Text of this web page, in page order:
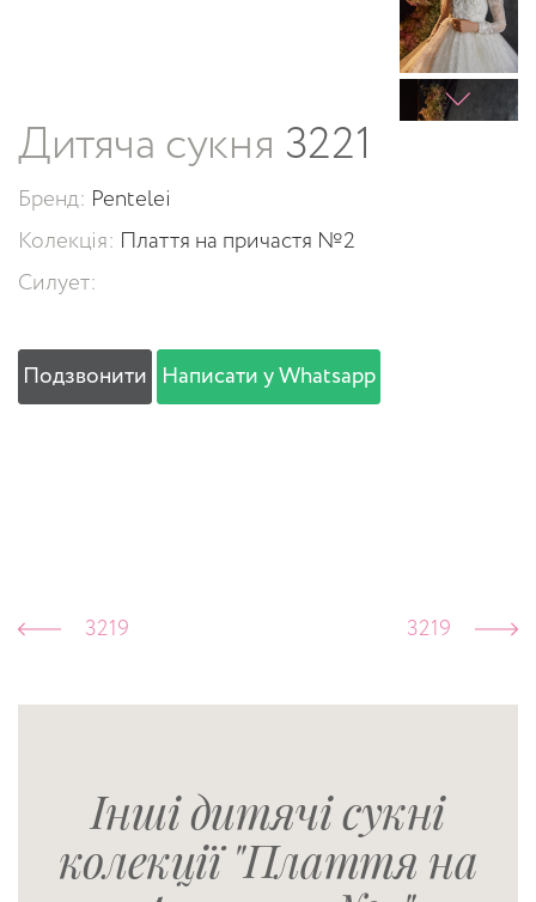
Дитяча сукня 3221
Бренд: Pentelei
Колекція: Плаття на причастя №2
Силует:
Подзвонити Написати у Whatsapp
3219 3219
Інші дитячі сукні
колекції "Плаття на